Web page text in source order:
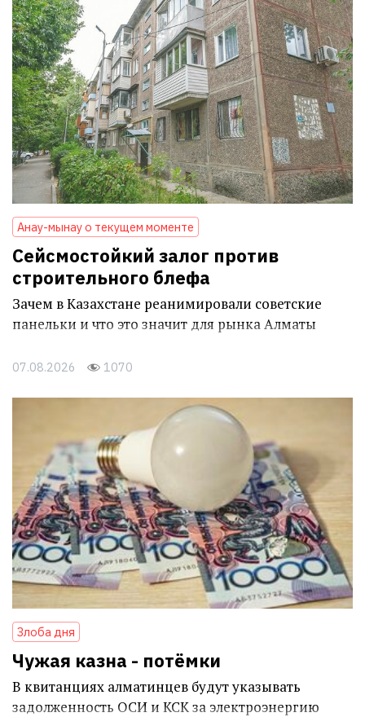
Анау-мынау о текущем моменте
Сейсмостойкий залог против
строительного блефа
Зачем в Казахстане реанимировали советские
панельки и что это значит для рынка Алматы
07.08.2026 1070
Злоба дня
Чужая казна - потёмки
В квитанциях алматинцев будут указывать
задолженность ОСИ и КСК за электроэнергию